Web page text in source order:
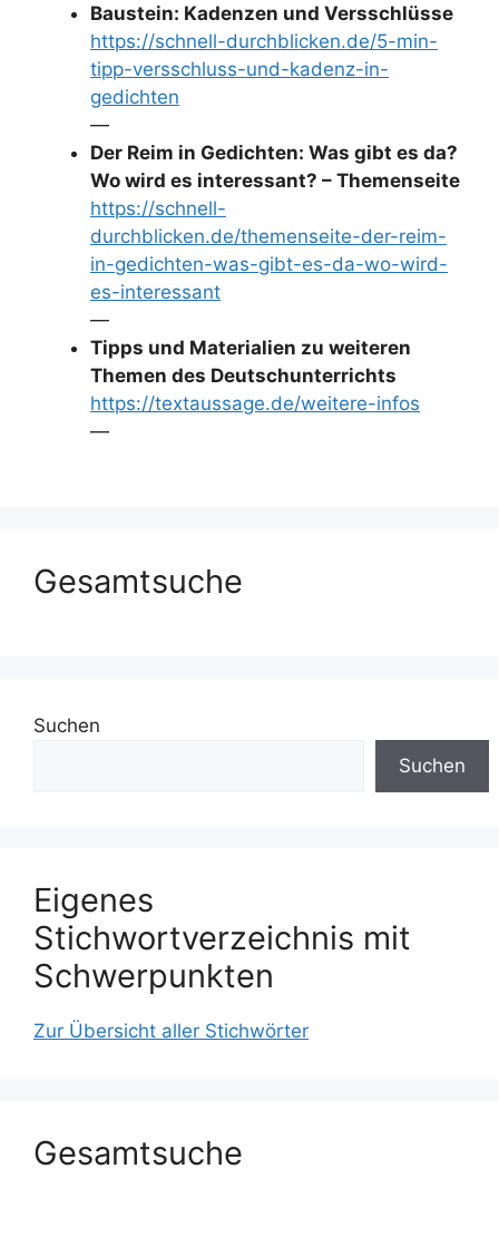
Baustein: Kadenzen und Versschlüsse
https://schnell-durchblicken.de/5-min-
tipp-versschluss-und-kadenz-in-
gedichten
—
Der Reim in Gedichten: Was gibt es da?
Wo wird es interessant? – Themenseite
https://schnell-
durchblicken.de/themenseite-der-reim-
in-gedichten-was-gibt-es-da-wo-wird-
es-interessant
—
Tipps und Materialien zu weiteren
Themen des Deutschunterrichts
https://textaussage.de/weitere-infos
—
Gesamtsuche
Suchen
Suchen
Eigenes
Stichwortverzeichnis mit
Schwerpunkten
Zur Übersicht aller Stichwörter
Gesamtsuche